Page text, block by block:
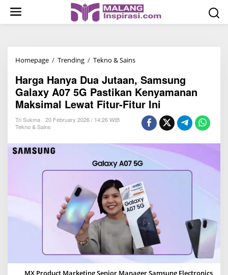
Homepage / Trending / Tekno & Sains
r
g
a
n
y
a
u
a
u
a
n
Harga Hanya Dua Jutaan, Samsung
Galaxy A07 5G Pastikan Kenyamanan
Maksimal Lewat Fitur-Fitur Ini
Tri Sukma
20 February 2026 / 14:26 WIB
Tekno & Sains
MX Product Marketing Senior Manager Samsung Electronics